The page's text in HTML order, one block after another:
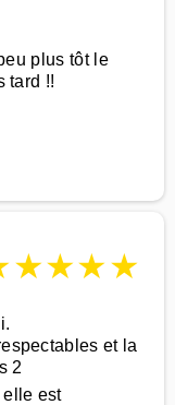
plus tôt le
tard !!
★★★★
et la
2
elle est